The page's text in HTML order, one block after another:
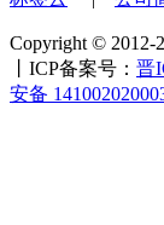
Copyright ©
丨ICP备案号： 晋
安备